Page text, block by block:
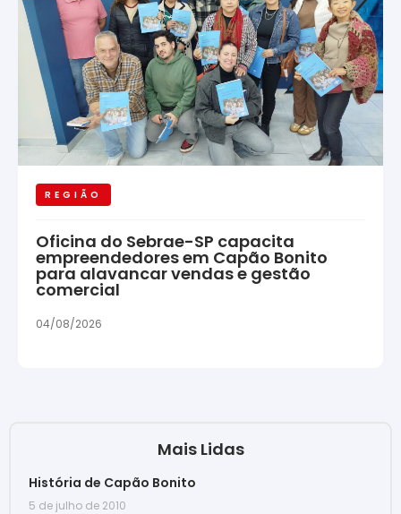
REGIÃO
Oficina do Sebrae-SP capacita
empreendedores em Capão Bonito
para alavancar vendas e gestão
comercial
04/08/2026
Mais Lidas
História de Capão Bonito
5 de julho de 2010